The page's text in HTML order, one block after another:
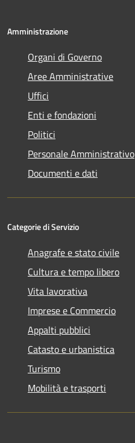
Amministrazione
Organi di Governo
Aree Amministrative
Uffici
Enti e fondazioni
Politici
Personale Amministrativo
Documenti e dati
Categorie di Servizio
Anagrafe e stato civile
Cultura e tempo libero
Vita lavorativa
Imprese e Commercio
Appalti pubblici
Catasto e urbanistica
Turismo
Mobilità e trasporti